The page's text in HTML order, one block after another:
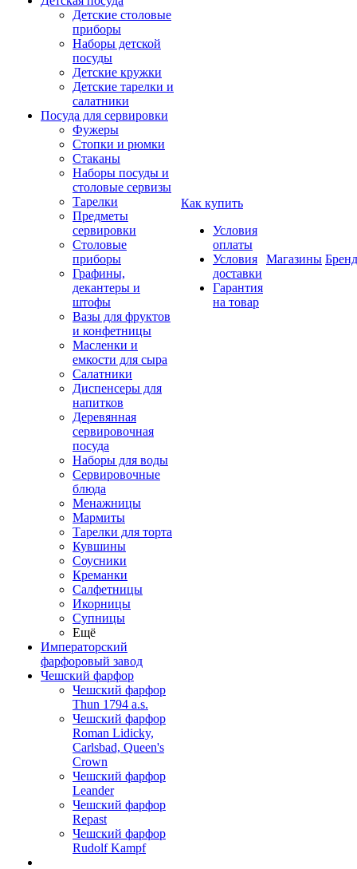
Детские столовые
приборы
Наборы детской
посуды
Детские кружки
Детские тарелки и
салатники
Посуда для сервировки
Фужеры
Стопки и рюмки
Стаканы
Наборы посуды и
столовые сервизы
Тарелки
Предметы
сервировки
Столовые
приборы
Графины,
декантеры и
штофы
Вазы для фруктов
и конфетницы
Масленки и
емкости для сыра
Салатники
Диспенсеры для
напитков
Деревянная
сервировочная
посуда
Наборы для воды
Сервировочные
блюда
Менажницы
Мармиты
Тарелки для торта
Кувшины
Соусники
Креманки
Салфетницы
Икорницы
Супницы
Ещё
Императорский
фарфоровый завод
Чешский фарфор
Чешский фарфор
Thun 1794 a.s.
Чешский фарфор
Roman Lidicky,
Carlsbad, Queen's
Crown
Чешский фарфор
Leander
Чешский фарфор
Repast
Чешский фарфор
Rudolf Kampf
Как купить
Условия
оплаты
Условия
доставки
Гарантия
на товар
Магазины